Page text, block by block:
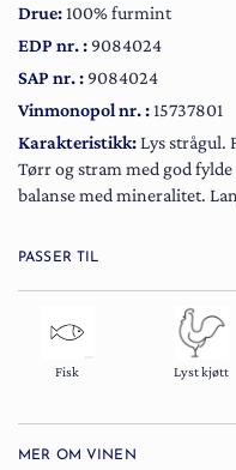
Drue:100% furmint
EDP nr. :9084024
SAP nr. :9084024
Vinmonopol nr. :15737801
Karakteristikk:Lys strågul.
Tørr og stram med god
balanse med mineralitet.
PASSER TIL
Fisk Lyst kjøtt
MER OM VINEN